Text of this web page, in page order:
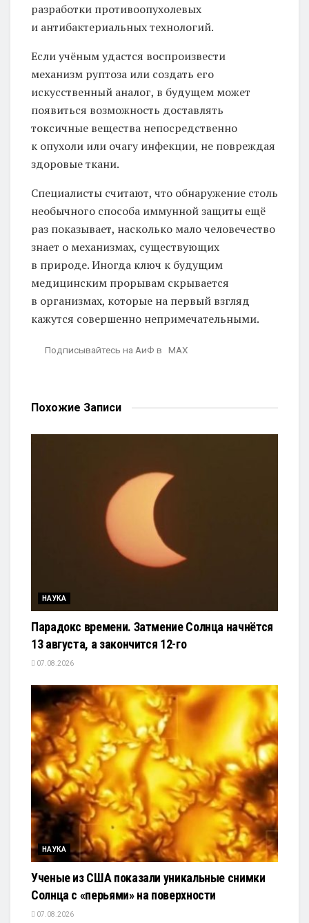
разработки противоопухолевых
и антибактериальных технологий.
Если учёным удастся воспроизвести
механизм руптоза или создать его
искусственный аналог, в будущем может
появиться возможность доставлять
токсичные вещества непосредственно
к опухоли или очагу инфекции, не повреждая
здоровые ткани.
Специалисты считают, что обнаружение столь
необычного способа иммунной защиты ещё
раз показывает, насколько мало человечество
знает о механизмах, существующих
в природе. Иногда ключ к будущим
медицинским прорывам скрывается
в организмах, которые на первый взгляд
кажутся совершенно непримечательными.
Подписывайтесь на АиФ в MAX
Похожие Записи
НАУКА
Парадокс времени. Затмение Солнца начнётся
13 августа, а закончится 12-го
07.08.2026
НАУКА
Ученые из США показали уникальные снимки
Солнца с «перьями» на поверхности
07.08.2026